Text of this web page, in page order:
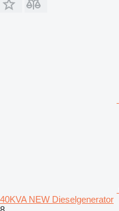
40KVA NEW Dieselgenerator